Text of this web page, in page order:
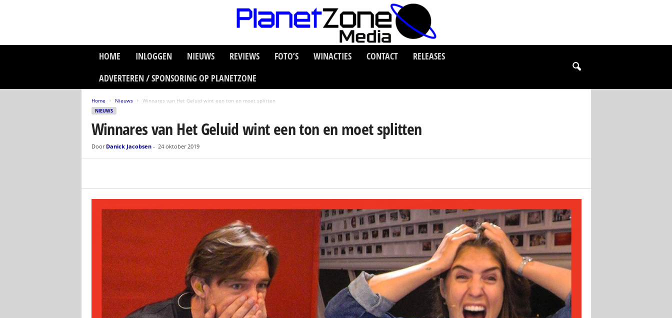
HOME INLOGGEN NIEUWS REVIEWS FOTO’S WINACTIES CONTACT
RELEASES
ADVERTEREN / SPONSORING OP PLANETZONE
Home Nieuws Winnares van Het Geluid wint een ton en moet splitten
NIEUWS
Winnares van Het Geluid wint een ton en moet splitten
Door Danick Jacobsen- 24 oktober 2019